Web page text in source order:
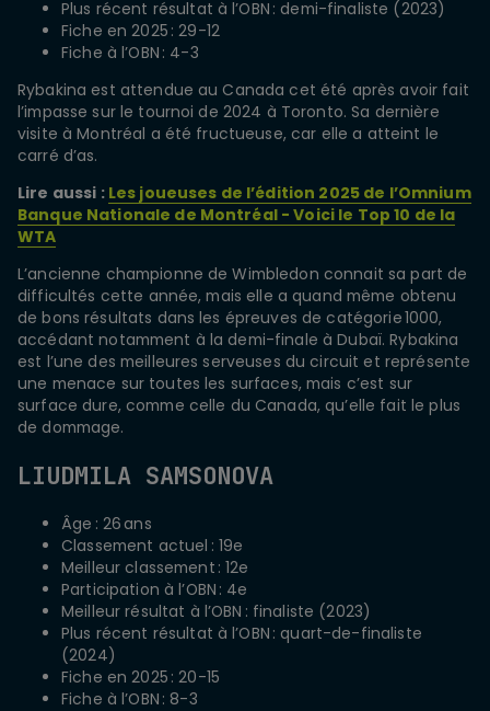
Plus récent résultat à l’OBN : demi-finaliste (2023)
Fiche en 2025 : 29-12
Fiche à l’OBN : 4-3
Rybakina est attendue au Canada cet été après avoir fait
l’impasse sur le tournoi de 2024 à Toronto. Sa dernière
visite à Montréal a été fructueuse, car elle a atteint le
carré d’as.
Lire aussi : Les joueuses de l’édition 2025 de l’Omnium
Banque Nationale de Montréal - Voici le Top 10 de la
WTA
L’ancienne championne de Wimbledon connait sa part de
difficultés cette année, mais elle a quand même obtenu
de bons résultats dans les épreuves de catégorie 1000,
accédant notamment à la demi-finale à Dubaï. Rybakina
est l’une des meilleures serveuses du circuit et représente
une menace sur toutes les surfaces, mais c’est sur
surface dure, comme celle du Canada, qu’elle fait le plus
de dommage.
LIUDMILA SAMSONOVA
Âge : 26 ans
Classement actuel : 19e
Meilleur classement : 12e
Participation à l’OBN : 4e
Meilleur résultat à l’OBN : finaliste (2023)
Plus récent résultat à l’OBN : quart-de-finaliste
(2024)
Fiche en 2025 : 20-15
Fiche à l’OBN : 8-3